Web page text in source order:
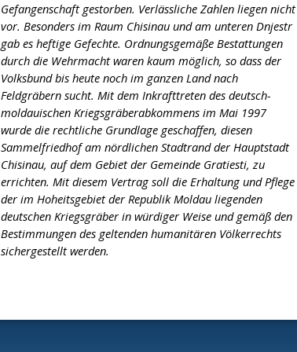
Gefangenschaft gestorben. Verlässliche Zahlen liegen nicht
vor. Besonders im Raum Chisinau und am unteren Dnjestr
gab es heftige Gefechte. Ordnungsgemäße Bestattungen
durch die Wehrmacht waren kaum möglich, so dass der
Volksbund bis heute noch im ganzen Land nach
Feldgräbern sucht. Mit dem Inkrafttreten des deutsch-
moldauischen Kriegsgräberabkommens im Mai 1997
wurde die rechtliche Grundlage geschaffen, diesen
Sammelfriedhof am nördlichen Stadtrand der Hauptstadt
Chisinau, auf dem Gebiet der Gemeinde Gratiesti, zu
errichten. Mit diesem Vertrag soll die Erhaltung und Pflege
der im Hoheitsgebiet der Republik Moldau liegenden
deutschen Kriegsgräber in würdiger Weise und gemäß den
Bestimmungen des geltenden humanitären Völkerrechts
sichergestellt werden.